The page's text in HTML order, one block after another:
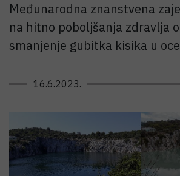
Međunarodna znanstvena
na hitno poboljšanja zdravlja
smanjenje gubitka kisika u
16.6.2023.